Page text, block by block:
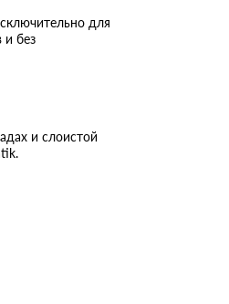
для
и без
и слоистой